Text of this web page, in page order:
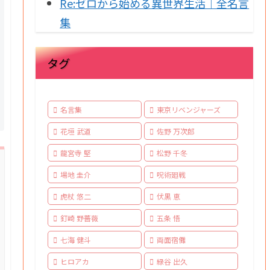
集
タグ
名言集 東京リベンジャーズ
花垣 武道 佐野 万次郎
龍宮寺 堅 松野 千冬
場地 圭介 呪術廻戦
虎杖 悠二 伏黒 恵
釘崎 野薔薇 五条 悟
七海 健斗 両面宿儺
ヒロアカ 緑谷 出久